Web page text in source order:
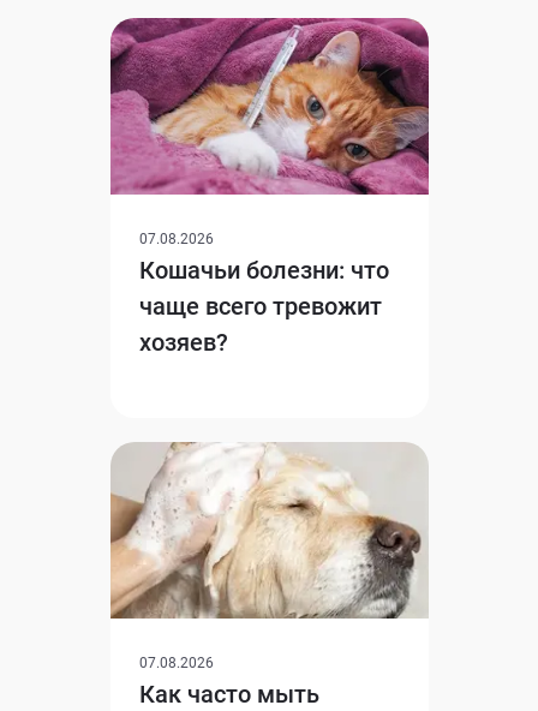
07.08.2026
Кошачьи болезни: что
чаще всего тревожит
хозяев?
07.08.2026
Как часто мыть